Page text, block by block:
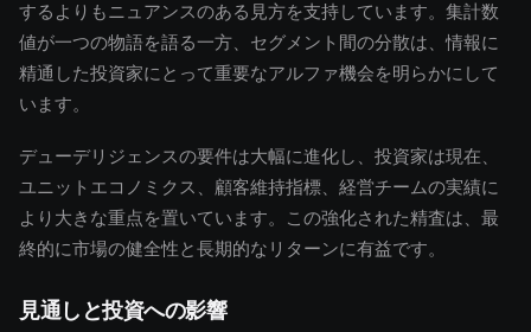
するよりもニュアンスのある見方を支持しています。集計数
値が一つの物語を語る一方、セグメント間の分散は、情報に
精通した投資家にとって重要なアルファ機会を明らかにして
います。
デューデリジェンスの要件は大幅に進化し、投資家は現在、
ユニットエコノミクス、顧客維持指標、経営チームの実績に
より大きな重点を置いています。この強化された精査は、最
終的に市場の健全性と長期的なリターンに有益です。
見通しと投資への影響